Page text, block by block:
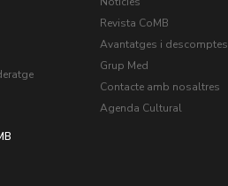
Revista CoMB
Avantatges i descomptes
Grup Med
Contacte amb nosaltres
Agenda Cultural